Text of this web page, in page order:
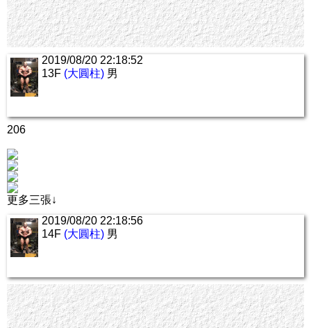
2019/08/20 22:18:52
13F (大圓柱) 男
206
更多三張↓
2019/08/20 22:18:56
14F (大圓柱) 男